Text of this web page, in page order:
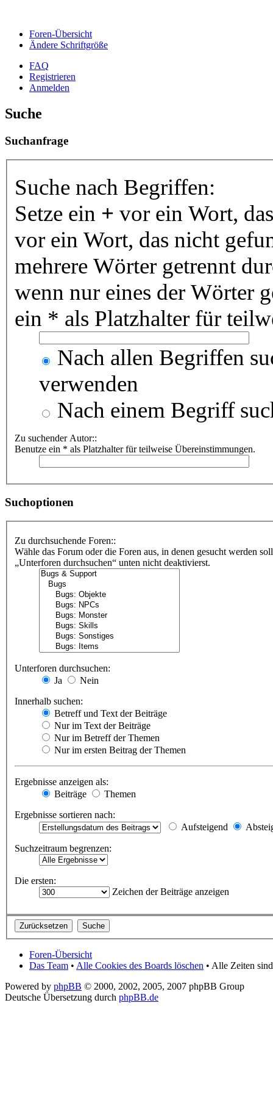
Foren-Übersicht
Ändere Schriftgröße
FAQ
Registrieren
Anmelden
Suche
Suchanfrage
Suche nach Begriffen:
Setze ein + vor ein Wort,
vor ein Wort, das nicht
mehrere Wörter getrennt
wenn nur eines der Wörter
ein * als Platzhalter für
Nach allen Begriffen
verwenden
Nach einem Begriff
Zu suchender Autor::
Benutze ein * als Platzhalter für teilweise Übereinstimmungen.
Suchoptionen
Zu durchsuchende Foren::
Wähle das Forum oder die Foren aus, in denen gesucht werden
„Unterforen durchsuchen“ unten nicht deaktivierst.
Unterforen durchsuchen:
Ja
Nein
Innerhalb suchen:
Betreff und Text der Beiträge
Nur im Text der Beiträge
Nur im Betreff der Themen
Nur im ersten Beitrag der Themen
Ergebnisse anzeigen als:
Beiträge
Themen
Ergebnisse sortieren nach:
Aufsteigend
Suchzeitraum begrenzen:
Die ersten:
Zeichen der Beiträge anzeigen
Foren-Übersicht
Das Team • Alle Cookies des Boards löschen • Alle Zeiten
Powered by phpBB © 2000, 2002, 2005, 2007 phpBB Group
Deutsche Übersetzung durch phpBB.de